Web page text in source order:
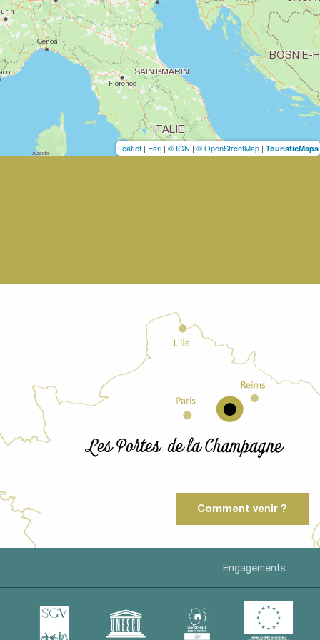
Leaflet | Esri | © IGN | © OpenStreetMap | TouristicMaps
Comment venir ?
Engagements